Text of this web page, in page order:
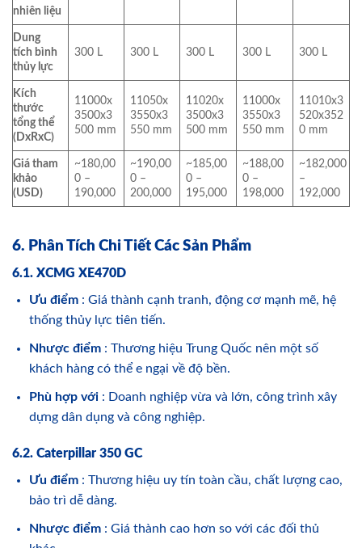
nhiên liệu
Dung
tích bình
thủy lực
300 L 300 L 300 L 300 L 300 L
Kích
thước
tổng thể
(DxRxC)
11000x
3500x3
500 mm
11050x
3550x3
550 mm
11020x
3500x3
500 mm
11000x
3550x3
550 mm
11010x3
520x352
0 mm
Giá tham
khảo
(USD)
~180,00
0 –
190,000
~190,00
0 –
200,000
~185,00
0 –
195,000
~188,00
0 –
198,000
~182,000
–
192,000
6. Phân Tích Chi Tiết Các Sản Phẩm
6.1. XCMG XE470D
Ưu điểm : Giá thành cạnh tranh, động cơ mạnh mẽ, hệ
thống thủy lực tiên tiến.
Nhược điểm : Thương hiệu Trung Quốc nên một số
khách hàng có thể e ngại về độ bền.
Phù hợp với : Doanh nghiệp vừa và lớn, công trình xây
dựng dân dụng và công nghiệp.
6.2. Caterpillar 350 GC
Ưu điểm : Thương hiệu uy tín toàn cầu, chất lượng cao,
bảo trì dễ dàng.
Nhược điểm : Giá thành cao hơn so với các đối thủ